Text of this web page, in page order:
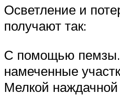
Осветление и
получают так:
С помощью
намеченные
Мелкой наждачной